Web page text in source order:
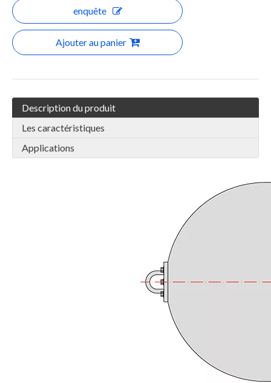
enquête
Ajouter au panier
Description du produit
Les caractéristiques
Applications